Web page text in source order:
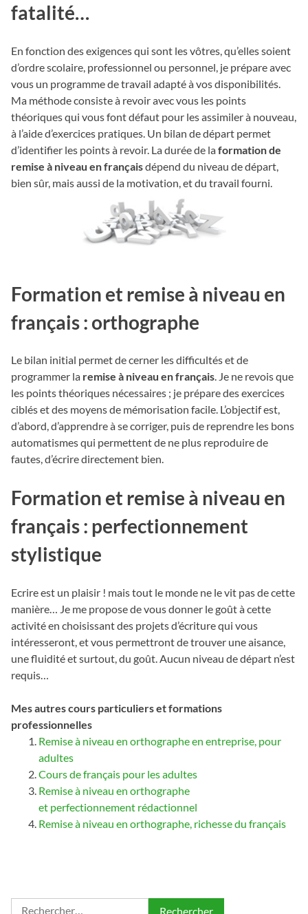
fatalité…
En fonction des exigences qui sont les vôtres, qu’elles soient
d’ordre scolaire, professionnel ou personnel, je prépare avec
vous un programme de travail adapté à vos disponibilités.
Ma méthode consiste à revoir avec vous les points
théoriques qui vous font défaut pour les assimiler à nouveau,
à l’aide d’exercices pratiques. Un bilan de départ permet
d’identifier les points à revoir. La durée de laformation de
remise à niveau en françaisdépend du niveau de départ,
bien sûr, mais aussi de la motivation, et du travail fourni.
Formation et remise à niveau en
français : orthographe
Le bilan initial permet de cerner les difficultés et de
programmer la remise à niveau en français. Je ne revois que
les points théoriques nécessaires ; je prépare des exercices
ciblés et des moyens de mémorisation facile. L’objectif est,
d’abord, d’apprendre à se corriger, puis de reprendre les bons
automatismes qui permettent de ne plus reproduire de
fautes, d’écrire directement bien.
Formation et remise à niveau en
français : perfectionnement
stylistique
Ecrire est un plaisir ! mais tout le monde ne le vit pas de cette
manière… Je me propose de vous donner le goût à cette
activité en choisissant des projets d’écriture qui vous
intéresseront, et vous permettront de trouver une aisance,
une fluidité et surtout, du goût. Aucun niveau de départ n’est
requis…
Mes autres cours particuliers et formations
professionnelles
Remise à niveau en orthographe en entreprise, pour
adultes
Cours de français pour les adultes
Remise à niveau en orthographe
et perfectionnement rédactionnel
Remise à niveau en orthographe, richesse du français
Rechercher :